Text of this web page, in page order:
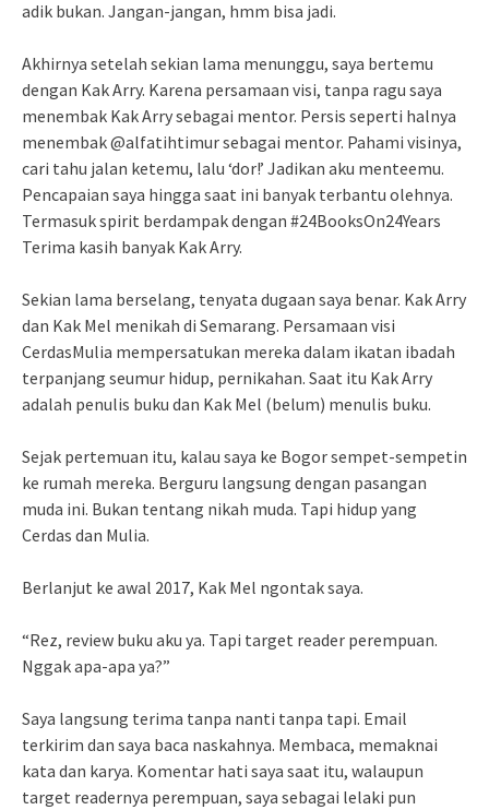
adik bukan. Jangan-jangan, hmm bisa jadi.
Akhirnya setelah sekian lama menunggu, saya bertemu
dengan Kak Arry. Karena persamaan visi, tanpa ragu saya
menembak Kak Arry sebagai mentor. Persis seperti halnya
menembak @alfatihtimur sebagai mentor. Pahami visinya,
cari tahu jalan ketemu, lalu ‘dor!’ Jadikan aku menteemu.
Pencapaian saya hingga saat ini banyak terbantu olehnya.
Termasuk spirit berdampak dengan #24BooksOn24Years
Terima kasih banyak Kak Arry.
Sekian lama berselang, tenyata dugaan saya benar. Kak Arry
dan Kak Mel menikah di Semarang. Persamaan visi
CerdasMulia mempersatukan mereka dalam ikatan ibadah
terpanjang seumur hidup, pernikahan. Saat itu Kak Arry
adalah penulis buku dan Kak Mel (belum) menulis buku.
Sejak pertemuan itu, kalau saya ke Bogor sempet-sempetin
ke rumah mereka. Berguru langsung dengan pasangan
muda ini. Bukan tentang nikah muda. Tapi hidup yang
Cerdas dan Mulia.
Berlanjut ke awal 2017, Kak Mel ngontak saya.
“Rez, review buku aku ya. Tapi target reader perempuan.
Nggak apa-apa ya?”
Saya langsung terima tanpa nanti tanpa tapi. Email
terkirim dan saya baca naskahnya. Membaca, memaknai
kata dan karya. Komentar hati saya saat itu, walaupun
target readernya perempuan, saya sebagai lelaki pun